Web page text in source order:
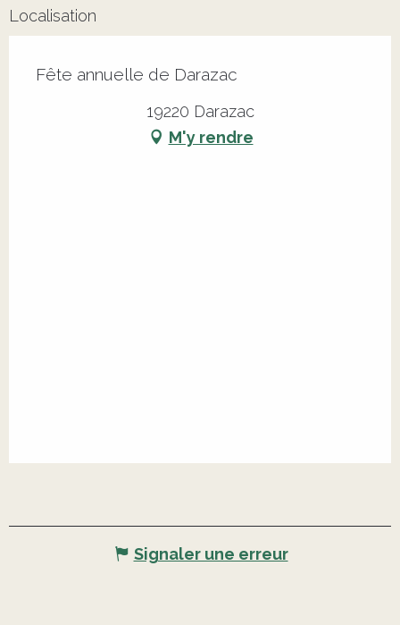
Localisation
Fête annuelle de Darazac
19220 Darazac
M'y rendre
Signaler une erreur